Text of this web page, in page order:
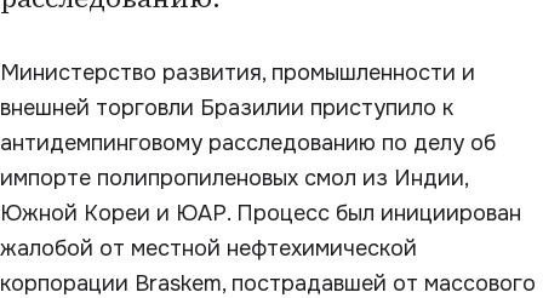
Министерство развития, промышленности и
внешней торговли Бразилии приступило к
антидемпинговому расследованию по делу об
импорте полипропиленовых смол из Индии,
Южной Кореи и ЮАР. Процесс был инициирован
жалобой от местной нефтехимической
корпорации Braskem, пострадавшей от массового